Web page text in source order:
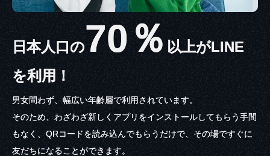
日本人口の70％ 以上がLINE
を利用！
男女問わず、幅広い年齢層で利用されています。
そのため、わざわざ新しくアプリをインストールしてもらう手間
もなく、QRコードを読み込んでもらうだけで、その場ですぐに
友だちになることができます。